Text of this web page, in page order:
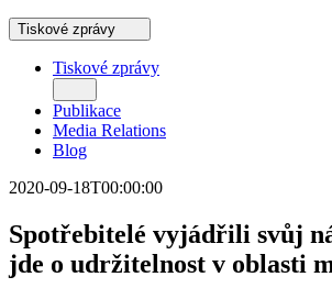
Tiskové zprávy
Publikace
Media Relations
Blog
Tiskové zprávy
2025
2024
2021
2019
2018
Publikace
Media Relations
Blog
2020-09-18T00:00:00
Spotřebitelé vyjádřili svůj
jde o udržitelnost v oblasti